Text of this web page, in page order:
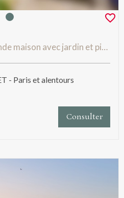
Photo 0
A l'abri des regards grande maison avec jardin et piscine
- Paris et alentours
Consulter